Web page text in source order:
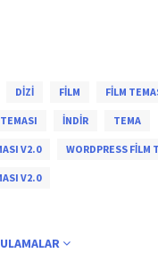
DIZI FILM FILM
INDIR TEMA
V2.0 WORDPRESS FILM
V2.0